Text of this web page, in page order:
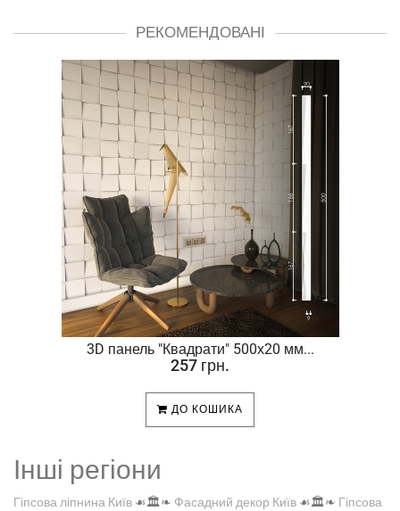
РЕКОМЕНДОВАНІ
3D панель "Квадрати" 500х20 мм...
257 грн.
ДО КОШИКА
Інші регіони
Гіпсова ліпнина Київ ☙🏛️❧ Фасадний декор Київ ☙🏛️❧ Гіпсова